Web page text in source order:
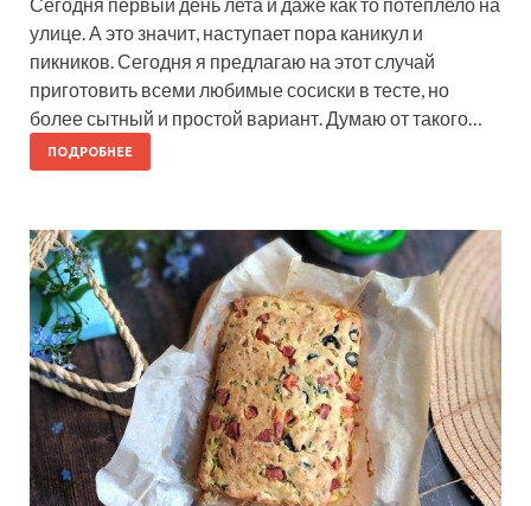
улице. А это значит, наступает пора каникул и
пикников. Сегодня я предлагаю на этот случай
приготовить всеми любимые сосиски в тесте, но
более сытный и простой вариант. Думаю от такого…
ПОДРОБНЕЕ